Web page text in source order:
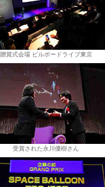
贈賞式会場 ビルボードライブ東京
受賞された永川優樹さん